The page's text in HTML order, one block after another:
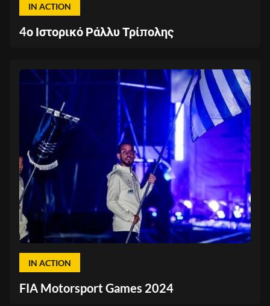
IN ACTION
4ο Ιστορικό Ράλλυ Τρίπολης
IN ACTION
FIA Motorsport Games 2024